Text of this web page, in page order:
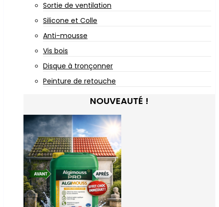
Sortie de ventilation
Silicone et Colle
Anti-mousse
Vis bois
Disque à tronçonner
Peinture de retouche
NOUVEAUTÉ !